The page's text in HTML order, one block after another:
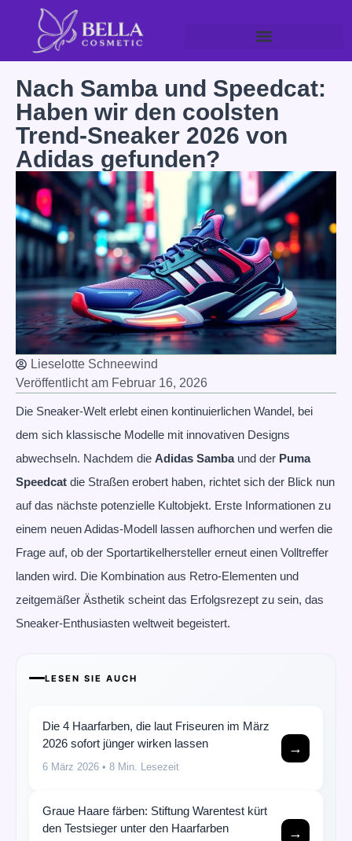
Nach Samba und Speedcat:
Haben wir den coolsten
Trend-Sneaker 2026 von
Adidas gefunden?
Lieselotte Schneewind
Veröffentlicht am Februar 16, 2026
Die Sneaker-Welt erlebt einen kontinuierlichen Wandel, bei
dem sich klassische Modelle mit innovativen Designs
abwechseln. Nachdem die Adidas Sambaund der Puma
Speedcat die Straßen erobert haben, richtet sich der Blick nun
auf das nächste potenzielle Kultobjekt. Erste Informationen zu
einem neuen Adidas-Modell lassen aufhorchen und werfen die
Frage auf, ob der Sportartikelhersteller erneut einen Volltreffer
landen wird. Die Kombination aus Retro-Elementen und
zeitgemäßer Ästhetik scheint das Erfolgsrezept zu sein, das
Sneaker-Enthusiasten weltweit begeistert.
LESEN SIE AUCH
Die 4 Haarfarben, die laut Friseuren im März
2026 sofort jünger wirken lassen
6 März 2026 • 8 Min. Lesezeit
→
Graue Haare färben: Stiftung Warentest kürt
den Testsieger unter den Haarfarben
→